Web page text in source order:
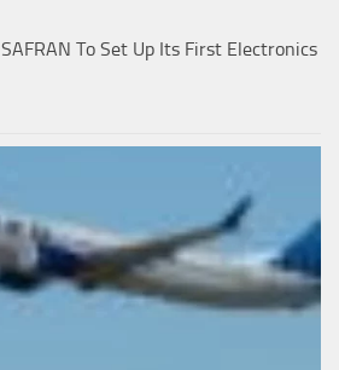
To Set Up Its First Electronics